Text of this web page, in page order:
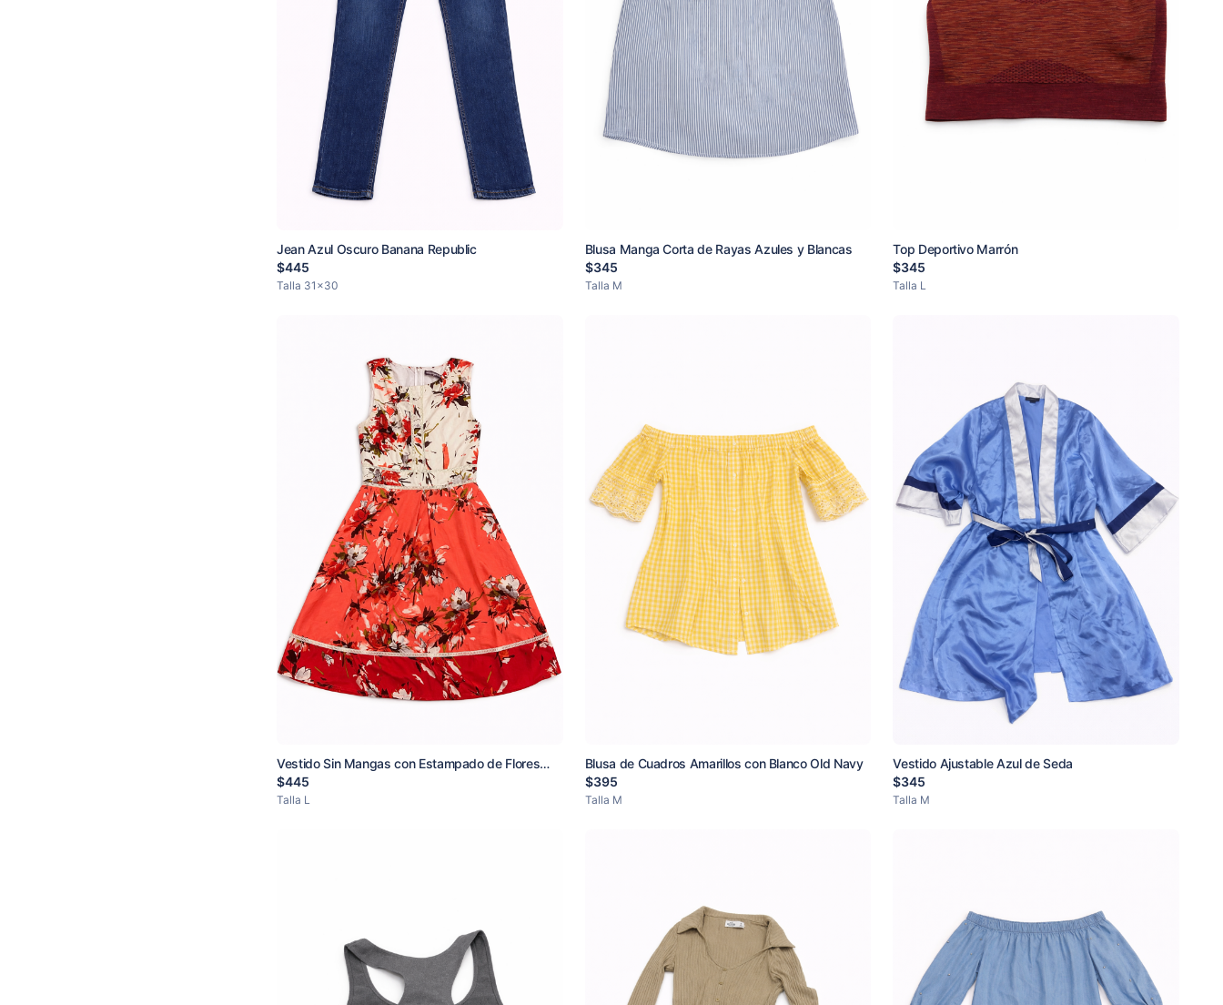
Jean Azul Oscuro Banana Republic
$445
Talla 31x30
Blusa Manga Corta de Rayas Azules y Blancas
$345
Talla M
Top Deportivo Marrón
$345
Talla L
Vestido Sin Mangas con Estampado de Flores
Rosadas y Rojas
$445
Talla L
Blusa de Cuadros Amarillos con Blanco Old Navy
$395
Talla M
Vestido Ajustable Azul de Seda
$345
Talla M